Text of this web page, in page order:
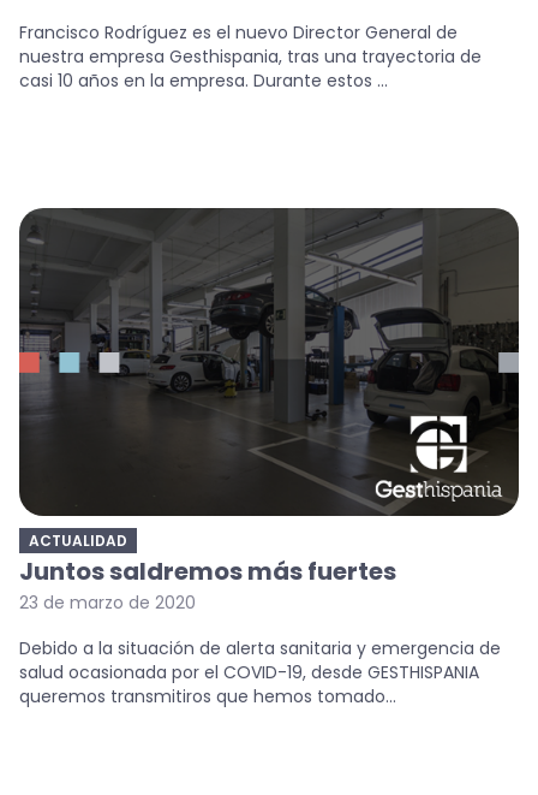
Francisco Rodríguez es el nuevo Director General de
nuestra empresa Gesthispania, tras una trayectoria de
casi 10 años en la empresa. Durante estos ...
ACTUALIDAD
Juntos saldremos más fuertes
23 de marzo de 2020
Debido a la situación de alerta sanitaria y emergencia de
salud ocasionada por el COVID-19, desde GESTHISPANIA
queremos transmitiros que hemos tomado...